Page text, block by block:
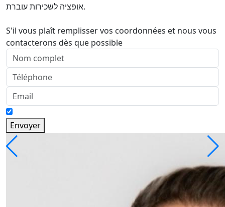
אופציה לשכירות עוברת.
S'il vous plaît remplisser vos coordonnées et nous vous
contacterons dès que possible
Envoyer